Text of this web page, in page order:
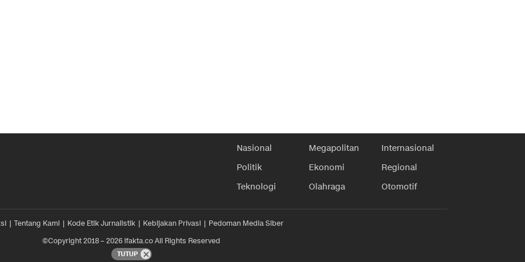
Nasional Megapolitan
Internasional
Politik
Ekonomi
Regional
Teknologi
Olahraga Otomotif
Tentang Kami Kode Etik Jurnalistik Kebijakan Privasi
Pedoman Media Siber
©Copyright 2018 – 2026 ifakta.co All Rights Reserved
TUTUP